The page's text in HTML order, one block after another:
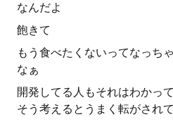
なんだよ
飽きて
もう食べたくないってなっち
なぁ
開発してる人もそれはわかっ
そう考えるとうまく転がされ